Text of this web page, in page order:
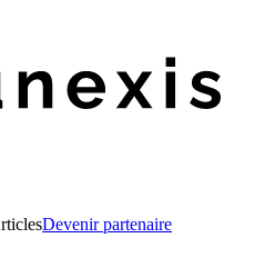
Devenir partenaire